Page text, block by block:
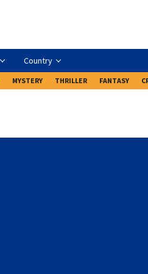
Country
MYSTERY THRILLER FANTASY